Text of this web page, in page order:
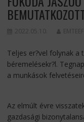
2022.05.10.
Teljes er?vel folynak a
béremelésekr?l.
a munkások
Az elmúlt évre
gazdasági